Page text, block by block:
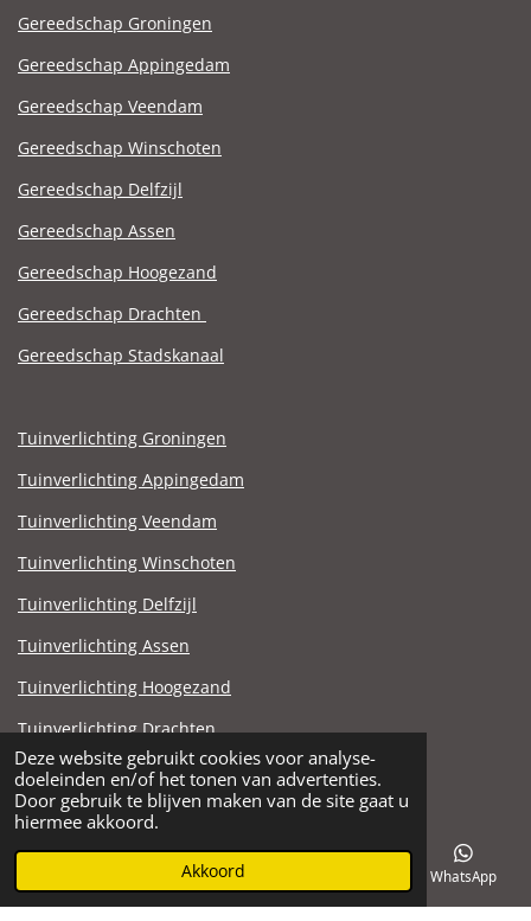
Deze website gebruikt cookies voor analyse-
doeleinden en/of het tonen van advertenties.
Door gebruik te blijven maken van de site gaat u
hiermee akkoord.
Akkoord
Gereedschap Groningen
Gereedschap Appingedam
Gereedschap Veendam
Gereedschap Winschoten
Gereedschap Delfzijl
Gereedschap Assen
Gereedschap Hoogezand
Gereedschap Drachten
Gereedschap Stadskanaal
Tuinverlichting Groningen
Tuinverlichting Appingedam
Tuinverlichting Veendam
Tuinverlichting Winschoten
Tuinverlichting Delfzijl
Tuinverlichting Assen
Tuinverlichting Hoogezand
Tuinverlichting Drachten
Tuinverlichting Stadskanaal
© 2021 - 2025 Steen en Zandhandel Noord.nl
Telefoonnummer WhatsApp